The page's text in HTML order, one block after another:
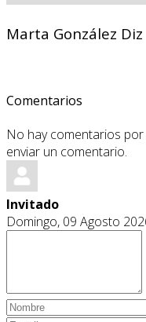
Marta González Diz
Comentarios
No hay comentarios
enviar un comentario.
Invitado
Domingo, 09 Agosto